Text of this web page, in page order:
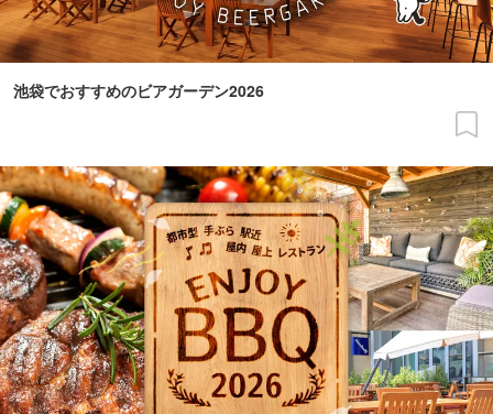
池袋でおすすめのビアガーデン2026